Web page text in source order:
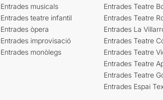
Entrades musicals
Entrades teatre infantil
Entrades òpera
Entrades improvisació
Entrades monòlegs
Entrades Teatre
Entrades Teatre
Entrades La
Entrades Teatre
Entrades Teatre
Entrades Teatre
Entrades Teatre
Entrades Espai